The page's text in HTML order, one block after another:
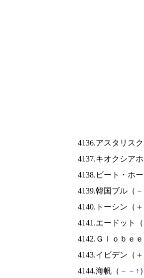
4136.アスタリス
4137.キオクシア
4138.ビート・ホ
4139.韓国ブル（ －
4140.トーシン（ ＋
4141.エードット（
4142.Ｇｌｏｂｅ
4143.イビデン（ ＋
4144.海帆（ － － ↑